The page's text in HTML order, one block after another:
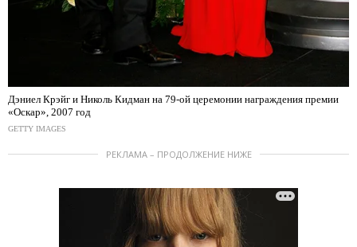
Дэниел Крэйг и Николь Кидман на 79-ой церемонии награждения премии
«Оскар», 2007 год
GETTY IMAGES
РЕКЛАМА – ПРОДОЛЖЕНИЕ НИЖЕ